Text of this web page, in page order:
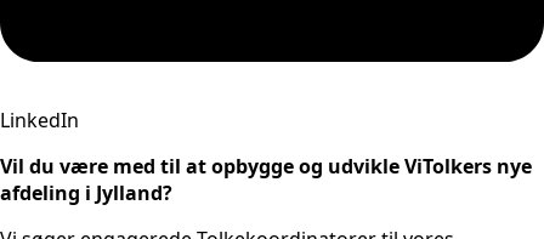
LinkedIn
Vil du være med til at opbygge og udvikle ViTolkers nye
afdeling i Jylland?